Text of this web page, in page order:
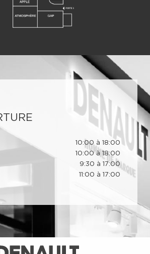
10:00 à 18:00
10:00 à 18:00
9:30 à 17:00
11:00 à 17:00